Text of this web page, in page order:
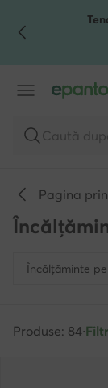
TRECI LA
MERGI LA
Caută
Pagina
Încălțăminte
Produse: 84·